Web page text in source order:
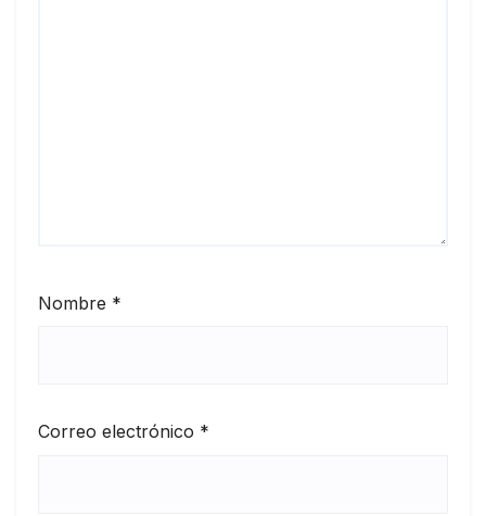
Nombre *
Correo electrónico *